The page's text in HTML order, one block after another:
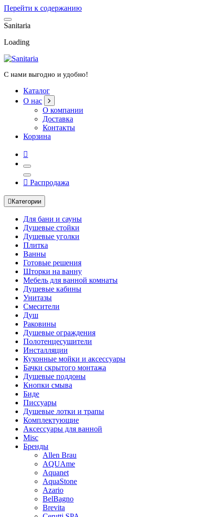
Перейти к содержанию
Sanitaria
Loading
С нами выгодно и удобно!
Каталог
О нас
О компании
Доставка
Контакты
Корзина
Распродажа
Категории
Для бани и сауны
Душевые стойки
Душевые уголки
Плитка
Ванны
Готовые решения
Шторки на ванну
Мебель для ванной комнаты
Душевые кабины
Унитазы
Смесители
Душ
Раковины
Душевые ограждения
Полотенцесушители
Инсталляции
Кухонные мойки и аксессуары
Бачки скрытого монтажа
Душевые поддоны
Кнопки смыва
Биде
Писсуары
Душевые лотки и трапы
Комплектующие
Аксессуары для ванной
Misc
Бренды
Allen Brau
AQUAme
Aquanet
AquaStone
Azario
BelBagno
Brevita